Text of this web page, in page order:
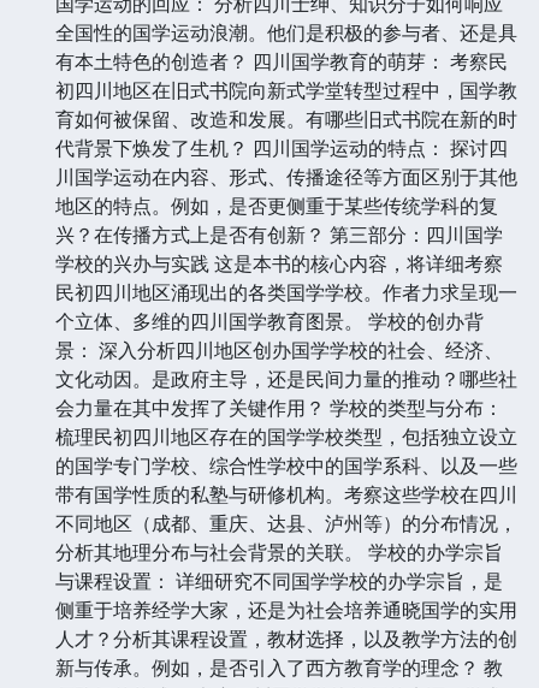
全国性的国学运动浪潮。他们是积极的参与者、还是具
有本土特色的创造者？ 四川国学教育的萌芽： 考察民
初四川地区在旧式书院向新式学堂转型过程中，国学教
育如何被保留、改造和发展。有哪些旧式书院在新的时
代背景下焕发了生机？ 四川国学运动的特点： 探讨四
川国学运动在内容、形式、传播途径等方面区别于其他
地区的特点。例如，是否更侧重于某些传统学科的复
兴？在传播方式上是否有创新？ 第三部分：四川国学
学校的兴办与实践 这是本书的核心内容，将详细考察
民初四川地区涌现出的各类国学学校。作者力求呈现一
个立体、多维的四川国学教育图景。 学校的创办背
景： 深入分析四川地区创办国学学校的社会、经济、
文化动因。是政府主导，还是民间力量的推动？哪些社
会力量在其中发挥了关键作用？ 学校的类型与分布：
梳理民初四川地区存在的国学学校类型，包括独立设立
的国学专门学校、综合性学校中的国学系科、以及一些
带有国学性质的私塾与研修机构。考察这些学校在四川
不同地区（成都、重庆、达县、泸州等）的分布情况，
分析其地理分布与社会背景的关联。 学校的办学宗旨
与课程设置： 详细研究不同国学学校的办学宗旨，是
侧重于培养经学大家，还是为社会培养通晓国学的实用
人才？分析其课程设置，教材选择，以及教学方法的创
新与传承。例如，是否引入了西方教育学的理念？ 教